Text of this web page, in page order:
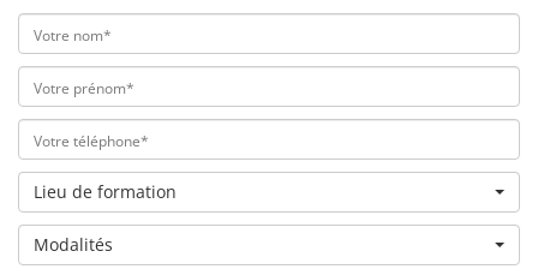
Lieu de formation
Modalités